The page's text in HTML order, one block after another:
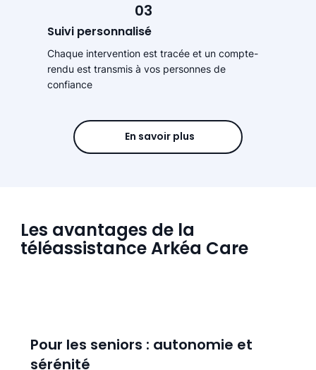
Les avantages de la
téléassistance Arkéa Care
Pour les seniors : autonomie et
sérénité
03
Suivi personnalisé
Chaque intervention est tracée et un compte-
rendu est transmis à vos personnes de
confiance
En savoir plus